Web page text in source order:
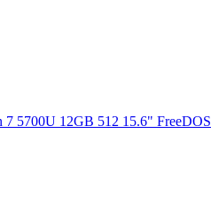
5700U 12GB 512 15.6" FreeDOS